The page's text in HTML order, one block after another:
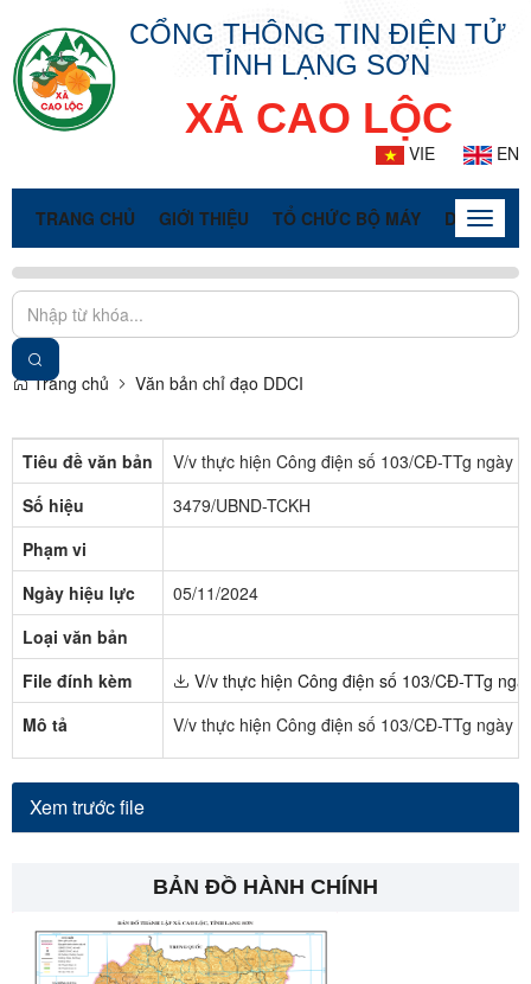
CỔNG THÔNG TIN ĐIỆN TỬ
TỈNH LẠNG SƠN
XÃ CAO LỘC
VIE EN
TRANG CHỦ GIỚI THIỆU TỔ CHỨC BỘ MÁY DOANH
Toggle
Trang chủ Văn bản chỉ đạo DDCI
Tiêu đề văn bản
V/v thực hiện Công điện số 103/CĐ-TTg ngày
Số hiệu
3479/UBND-TCKH
Phạm vi
Ngày hiệu lực
05/11/2024
Loại văn bản
File đính kèm
V/v thực hiện Công điện số 103/CĐ-TTg
Mô tả
V/v thực hiện Công điện số 103/CĐ-TTg ngày
Xem trước file
BẢN ĐỒ HÀNH CHÍNH